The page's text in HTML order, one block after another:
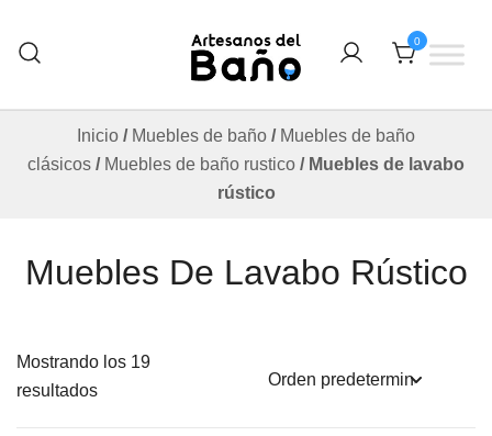
contenido
Artesanos Del Baño
0
Inicio / Muebles de baño / Muebles de baño
clásicos / Muebles de baño rustico / Muebles de lavabo
rústico
Muebles De Lavabo Rústico
Mostrando los 19
resultados